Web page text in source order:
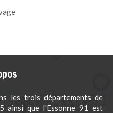
les trois départements de
que l'Essonne 91 est